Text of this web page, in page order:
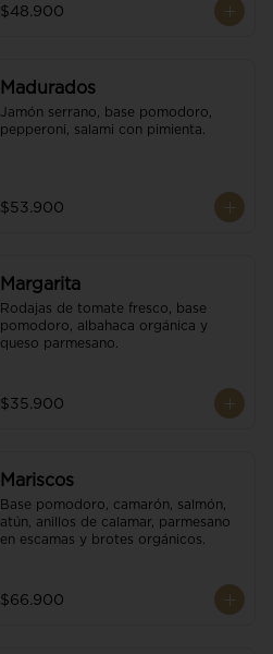
$48.900
Madurados
Jamón serrano, base pomodoro,
pepperoni, salami con pimienta.
$53.900
Margarita
Rodajas de tomate fresco, base
pomodoro, albahaca orgánica y
queso parmesano.
$35.900
Mariscos
Base pomodoro, camarón, salmón,
atún, anillos de calamar, parmesano
en escamas y brotes orgánicos.
$66.900